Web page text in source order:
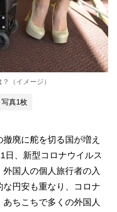
（イメージ）
写真1枚
廃に舵を切る国が増え
日、新型コロナウイルス
国人の個人旅行者の入
円安も重なり、コロナ
ちこちで多くの外国人